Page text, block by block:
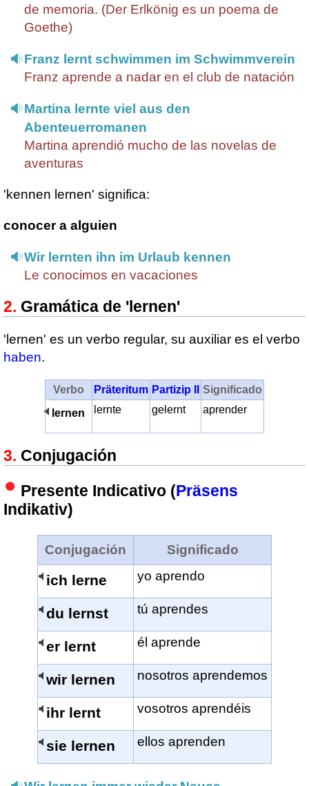
de memoria. (Der Erlkönig es un poema de
Goethe)
Franz lernt schwimmen im Schwimmverein
Franz aprende a nadar en el club de natación
Martina lernte viel aus den
Abenteuerromanen
Martina aprendió mucho de las novelas de
aventuras
'kennen lernen' significa:
conocer a alguien
Wir lernten ihn im Urlaub kennen
Le conocimos en vacaciones
Gramática de 'lernen'
'lernen' es un verbo regular, su auxiliar es el verbo
haben.
Verbo Präteritum Partizip II
Significado
lernen
lernte gelernt aprender
Conjugación
Presente Indicativo (Präsens
Indikativ)
Conjugación Significado
ich lerne yo aprendo
du lernst tú aprendes
er lernt él aprende
wir lernen nosotros aprendemos
ihr lernt vosotros aprendéis
sie lernen ellos aprenden